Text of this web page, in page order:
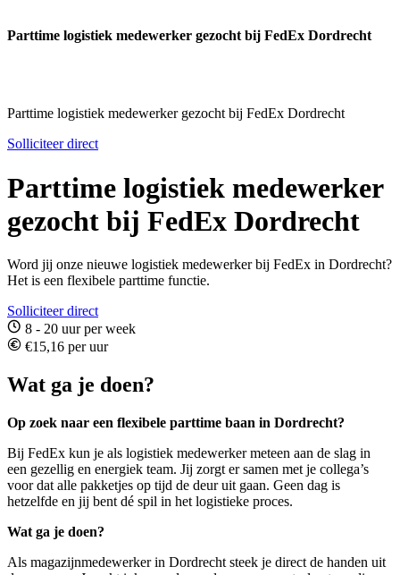
Parttime logistiek medewerker gezocht bij FedEx Dordrecht
Parttime logistiek medewerker gezocht bij FedEx Dordrecht
Solliciteer direct
Parttime logistiek medewerker
gezocht bij FedEx Dordrecht
Word jij onze nieuwe logistiek medewerker bij FedEx in Dordrecht?
Het is een flexibele parttime functie.
Solliciteer direct
8 - 20 uur per week
€15,16 per uur
Wat ga je doen?
Op zoek naar een flexibele parttime baan in Dordrecht?
Bij FedEx kun je als logistiek medewerker meteen aan de slag in
een gezellig en energiek team. Jij zorgt er samen met je collega’s
voor dat alle pakketjes op tijd de deur uit gaan. Geen dag is
hetzelfde en jij bent dé spil in het logistieke proces.
Wat ga je doen?
Als magazijnmedewerker in Dordrecht steek je direct de handen uit